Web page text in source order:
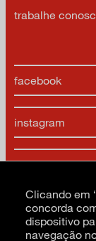
facebook
instagram
youtube
trabalhe
Clicando em
concorda
dispositivo
navegação